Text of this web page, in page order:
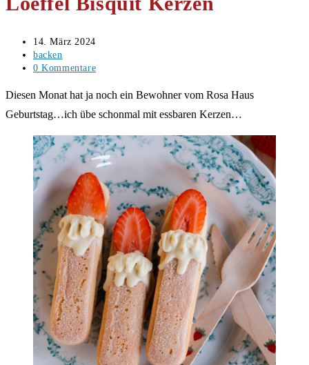
Beitrag
veröffentlicht:
14. März 2024
Beitrags-
Kategorie:
backen
Beitrags-
0 Kommentare
Diesen Monat hat ja noch ein Bewohner vom Rosa Haus
Geburtstag…ich übe schonmal mit essbaren Kerzen…